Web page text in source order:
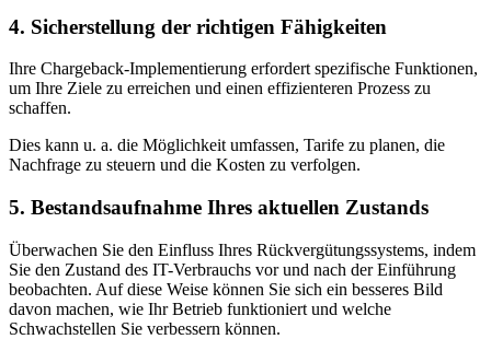
4. Sicherstellung der richtigen Fähigkeiten
Ihre Chargeback-Implementierung erfordert spezifische Funktionen,
um Ihre Ziele zu erreichen und einen effizienteren Prozess zu
schaffen.
Dies kann u. a. die Möglichkeit umfassen, Tarife zu planen, die
Nachfrage zu steuern und die Kosten zu verfolgen.
5. Bestandsaufnahme Ihres aktuellen Zustands
Überwachen Sie den Einfluss Ihres Rückvergütungssystems, indem
Sie den Zustand des IT-Verbrauchs vor und nach der Einführung
beobachten. Auf diese Weise können Sie sich ein besseres Bild
davon machen, wie Ihr Betrieb funktioniert und welche
Schwachstellen Sie verbessern können.